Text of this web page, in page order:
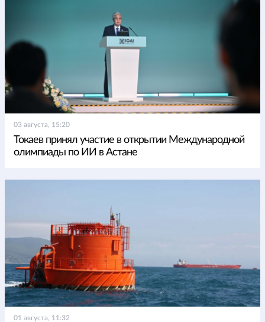
03 августа, 15:20
Токаев принял участие в открытии Международной
олимпиады по ИИ в Астане
01 августа, 11:32